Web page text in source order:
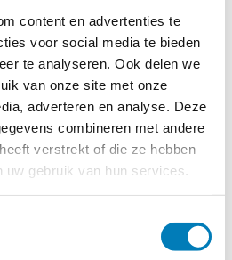
content en advertenties te
voor social media te bieden
te analyseren. Ook delen we
van onze site met onze
adverteren en analyse. Deze
combineren met andere
verstrekt of die ze hebben
gebruik van hun services.